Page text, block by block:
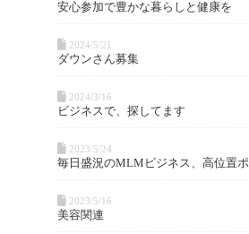
安心参加で豊かな暮らしと健康を
2024/5/21
ダウンさん募集
2024/3/16
ビジネスで、探してます
2023/5/24
毎日盛況のMLMビジネス、高位置
2023/5/16
美容関連